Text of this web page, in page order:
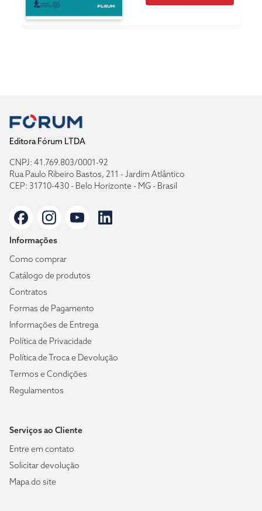
Editora Fórum LTDA
CNPJ: 41.769.803/0001-92
Rua Paulo Ribeiro Bastos, 211 - Jardim Atlântico
CEP: 31710-430 - Belo Horizonte - MG - Brasil
Informações
Como comprar
Catálogo de produtos
Contratos
Formas de Pagamento
Informações de Entrega
Política de Privacidade
Política de Troca e Devolução
Termos e Condições
Regulamentos
Serviços ao Cliente
Entre em contato
Solicitar devolução
Mapa do site